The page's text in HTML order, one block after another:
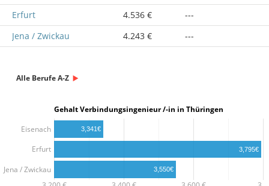
Erfurt
4.536 €
---
Jena / Zwickau
4.243 € ---
Alle Berufe A-Z
Gehalt Verbindungsingenieur /-in in Thüringen
Eisenach
Erfurt
Jena / Zwickau
3,341€
3,795€
3,550€